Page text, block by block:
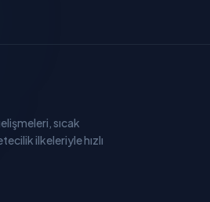
sıcak
ilkeleriyle hızlı